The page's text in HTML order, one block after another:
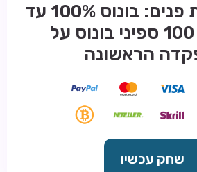
חבילת קבלת פנים: בונוס 100% עד
300€ + 100 ספיני בונוס על
הראשונה
שחק עכשיו